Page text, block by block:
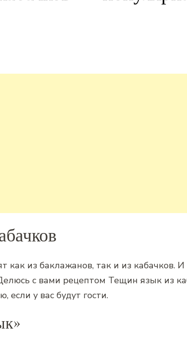
как из баклажанов, так и из кабачков. И
с вами рецептом Тещин язык из
если у вас будут гости.